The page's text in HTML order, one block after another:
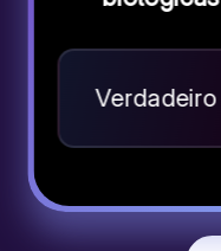
Verdadeiro